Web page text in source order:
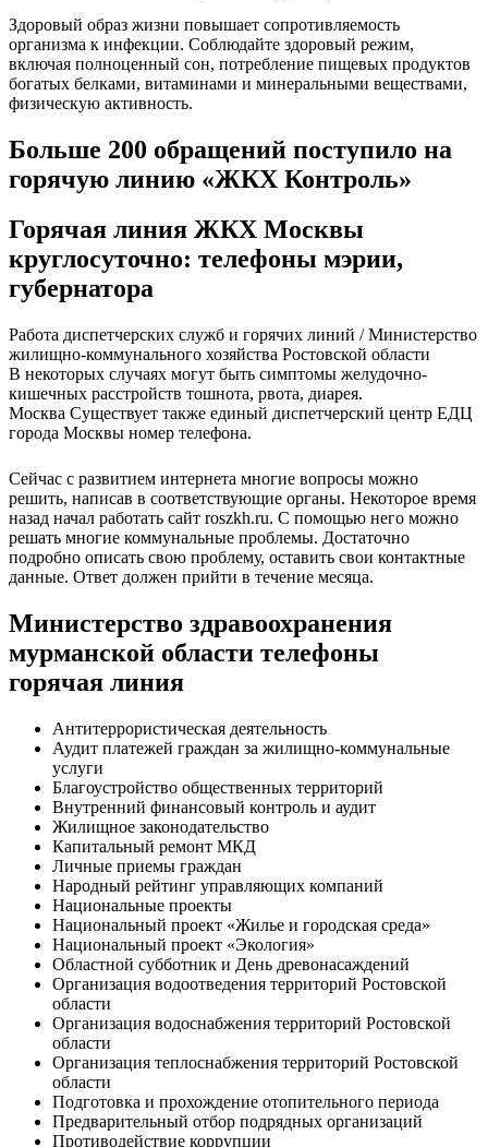
Здоровый образ жизни повышает сопротивляемость
организма к инфекции. Соблюдайте здоровый режим,
включая полноценный сон, потребление пищевых продуктов
богатых белками, витаминами и минеральными веществами,
физическую активность.
Больше 200 обращений поступило на
горячую линию «ЖКХ Контроль»
Горячая линия ЖКХ Москвы
круглосуточно: телефоны мэрии,
губернатора
Работа диспетчерских служб и горячих линий / Министерство
жилищно-коммунального хозяйства Ростовской области
В некоторых случаях могут быть симптомы желудочно-
кишечных расстройств тошнота, рвота, диарея.
Москва Существует также единый диспетчерский центр ЕДЦ
города Москвы номер телефона.
Сейчас с развитием интернета многие вопросы можно
решить, написав в соответствующие органы. Некоторое время
назад начал работать сайт roszkh.ru. С помощью него можно
решать многие коммунальные проблемы. Достаточно
подробно описать свою проблему, оставить свои контактные
данные. Ответ должен прийти в течение месяца.
Министерство здравоохранения
мурманской области телефоны
горячая линия
Антитеррористическая деятельность
Аудит платежей граждан за жилищно-коммунальные
услуги
Благоустройство общественных территорий
Внутренний финансовый контроль и аудит
Жилищное законодательство
Капитальный ремонт МКД
Личные приемы граждан
Народный рейтинг управляющих компаний
Национальные проекты
Национальный проект «Жилье и городская среда»
Национальный проект «Экология»
Областной субботник и День древонасаждений
Организация водоотведения территорий Ростовской
области
Организация водоснабжения территорий Ростовской
области
Организация теплоснабжения территорий Ростовской
области
Подготовка и прохождение отопительного периода
Предварительный отбор подрядных организаций
Противодействие коррупции